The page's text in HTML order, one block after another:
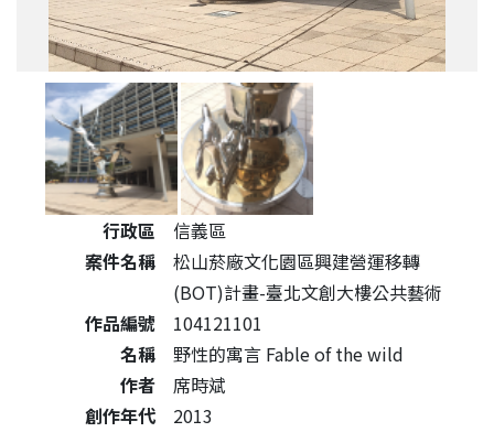
公共藝術作品詳細資料
行政區
信義區
案件名稱
松山菸廠文化園區興建營運移轉
(BOT)計畫-臺北文創大樓公共藝術
作品編號
104121101
名稱
野性的寓言 Fable of the wild
作者
席時斌
創作年代
2013